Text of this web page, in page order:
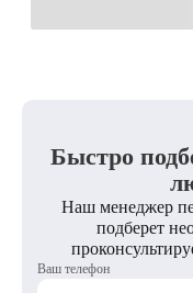
Быстро
Наш менеджер
подберет
Ваш телефон